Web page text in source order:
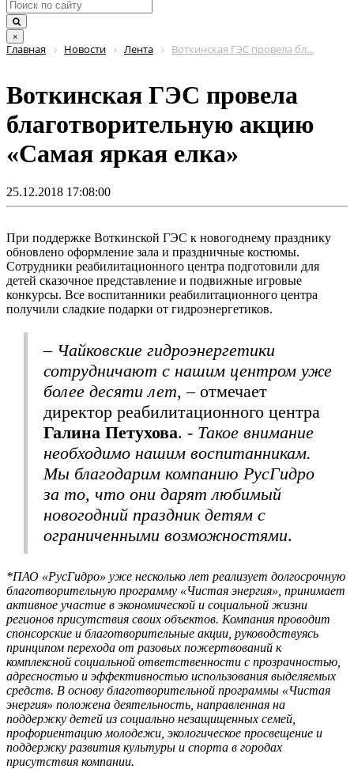
×
Главная Новости Лента Воткинская ГЭС провела бл...
Воткинская ГЭС провела
благотворительную акцию
«Самая яркая елка»
25.12.2018 17:08:00
При поддержке Воткинской ГЭС к новогоднему празднику
обновлено оформление зала и праздничные костюмы.
Сотрудники реабилитационного центра подготовили для
детей сказочное представление и подвижные игровые
конкурсы. Все воспитанники реабилитационного центра
получили сладкие подарки от гидроэнергетиков.
– Чайковские гидроэнергетики
сотрудничают с нашим центром уже
более десяти лет, – отмечает
директор реабилитационного центра
Галина Петухова. - Такое внимание
необходимо нашим воспитанникам.
Мы благодарим компанию РусГидро
за то, что они дарят любимый
новогодний праздник детям с
ограниченными возможностями.
*ПАО «РусГидро» уже несколько лет реализует долгосрочную
благотворительную программу «Чистая энергия», принимает
активное участие в экономической и социальной жизни
регионов присутствия своих объектов. Компания проводит
спонсорские и благотворительные акции, руководствуясь
принципом перехода от разовых пожертвований к
комплексной социальной ответственности с прозрачностью,
адресностью и эффективностью использования выделяемых
средств. В основу благотворительной программы «Чистая
энергия» положена деятельность, направленная на
поддержку детей из социально незащищенных семей,
профориентацию молодежи, экологическое просвещение и
поддержку развития культуры и спорта в городах
присутствия компании.